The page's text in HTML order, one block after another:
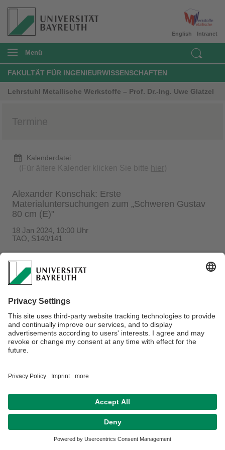
Intranet
English
Menü
FAKULTÄT FÜR INGENIEURWISSENSCHAFTEN
Lehrstuhl Metallische Werkstoffe – Prof. Dr.-Ing. Uwe Glatzel
Termine
Kalenderdatei
(Für ältere Kalender klicken Sie bitte hier)
Alexander Konschak: Erste
Materialuntersuchungen zum „Schweren Gustav
80 cm (E)"
18 Jan 2024, 10:00 Uhr
TAO, S140/141
Verantwortlich für die Redaktion:
Datenschutzerklärung Impressum Hausordnung Sitemap
Barrierefreiheitserklärung